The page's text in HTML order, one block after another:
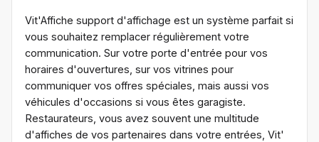
Vit'Affiche support d'affichage est un système parfait si
vous souhaitez remplacer régulièrement votre
communication. Sur votre porte d'entrée pour vos
horaires d'ouvertures, sur vos vitrines pour
communiquer vos offres spéciales, mais aussi vos
véhicules d'occasions si vous êtes garagiste.
Restaurateurs, vous avez souvent une multitude
d'affiches de vos partenaires dans votre entrées, Vit'